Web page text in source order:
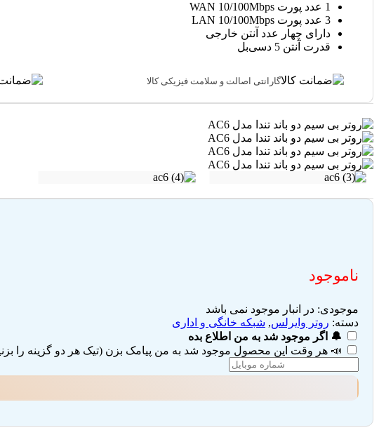
1 عدد پورت WAN 10/100Mbps
3 عدد پورت LAN 10/100Mbps
دارای چهار عدد آنتن خارجی
قدرت آنتن 5 دسی‌بل
گارانتی اصالت و سلامت فیزیکی کالا
ناموجود
موجودی: در انبار موجود نمی باشد
دسته: روتر وایرلس, شبکه خانگی و اداری
🔔 اگر موجود شد به من اطلاع بده
📣 هر وقت این محصول موجود شد به من پیامک بزن (تیک هر دو گزینه را